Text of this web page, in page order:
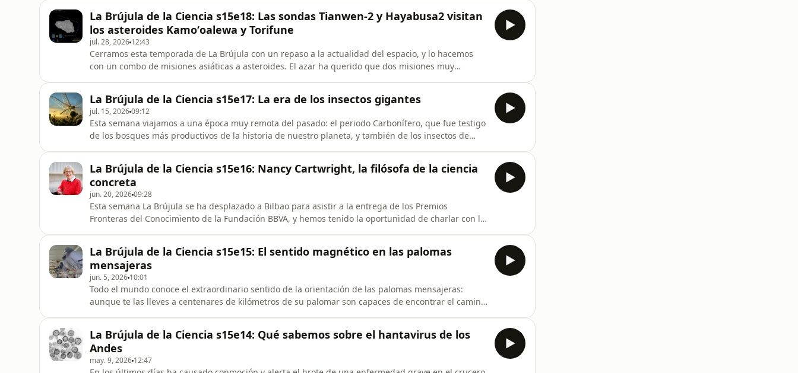
La Brújula de la Ciencia s15e18: Las sondas Tianwen-2 y Hayabusa2 visitan
los asteroides Kamoʻoalewa y Torifune
jul. 28, 2026 12:43
Cerramos esta temporada de La Brújula con un repaso a la actualidad del espacio, y lo hacemos
con un combo de misiones asiáticas a asteroides. El azar ha querido que dos misiones muy
la japonesa Haya
La Brújula de la Ciencia s15e17: La era de los insectos gigantes
jul. 15, 202609:12
Esta semana viajamos a una época muy remota del pasado: el periodo Carbonífero, que fue testigo
de los bosques más productivos de la historia de nuestro planeta, y también de los insectos de
Aunque esos monstruos de
La Brújula de la Ciencia s15e16: Nancy Cartwright, la filósofa de la ciencia
concreta
jun. 20, 202609:28
Esta semana La Brújula se ha desplazado a Bilbao para asistir a la entrega de los Premios
Fronteras del Conocimiento de la Fundación BBVA, y hemos tenido la oportunidad de charlar con la
leyes universal
La Brújula de la Ciencia s15e15: El sentido magnético en las palomas
mensajeras
jun. 5, 2026 10:01
Todo el mundo conoce el extraordinario sentido de la orientación de las palomas mensajeras:
aunque te las lleves a centenares de kilómetros de su palomar son capaces de encontrar el camino
de habilidades: observaci
La Brújula de la Ciencia s15e14: Qué sabemos sobre el hantavirus de los
Andes
may. 9, 2026 12:47